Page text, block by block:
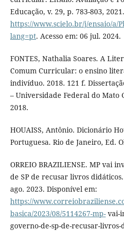
Educação, v. 29, p. 783-803,
https://www.scielo.br/j/ensaio/a/
lang=pt. Acesso em: 06 jul. 2024.
FONTES, Nathalia Soares. A
Comum Curricular: o ensino
indivíduo. 2018. 121 f.
– Universidade Federal do Mato
2018.
HOUAISS, Antônio. Dicionário
Portuguesa. Rio de Janeiro, Ed.
ORREIO BRAZILIENSE. MP vai
de SP de recusar livros
ago. 2023. Disponível em:
https://
basica/2023/08/5114267-mp-vai-
governo-de-sp-de-recusar-